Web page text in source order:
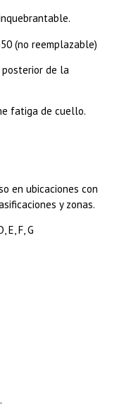
(no reemplazable)
de la
fatiga de cuello.
en ubicaciones con
y zonas.
E, F, G